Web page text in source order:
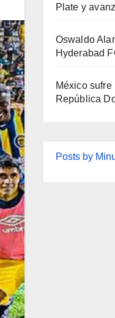
Plate y
Oswaldo
Hyderabad
México sufre
República
Posts by